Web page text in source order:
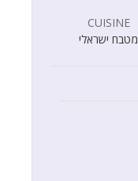
CUISINE
מטבח ישראלי